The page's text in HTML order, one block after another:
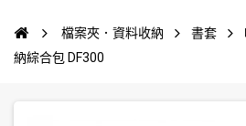
檔案夾．資料收納 書套
納綜合包 DF300